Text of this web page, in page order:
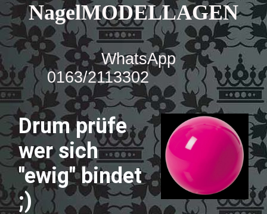
NagelMODELLAGEN
WhatsApp
0163/2113302
Drum prüfe
wer sich
"ewig" bindet
;)